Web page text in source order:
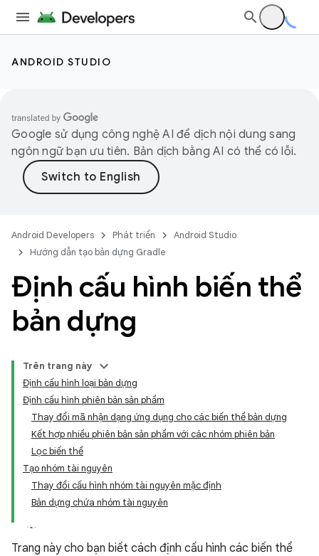
ANDROID STUDIO
Google sử dụng công nghệ AI để dịch nội dung sang
ngôn ngữ bạn ưu tiên. Bản dịch bằng AI có thể có lỗi.
Android Developers Phát triển
Android Studio
Hướng dẫn tạo bản dựng Gradle
Định cấu hình biến thể
bản dựng
Trên trang này
Định cấu hình loại bản dựng
Định cấu hình phiên bản sản phẩm
Thay đổi mã nhận dạng ứng dụng cho các biến thể bản dựng
Kết hợp nhiều phiên bản sản phẩm với các nhóm phiên bản
Lọc biến thể
Tạo nhóm tài nguyên
Thay đổi cấu hình nhóm tài nguyên mặc định
Bản dựng chứa nhóm tài nguyên
Trang này cho bạn biết cách định cấu hình các biến thể